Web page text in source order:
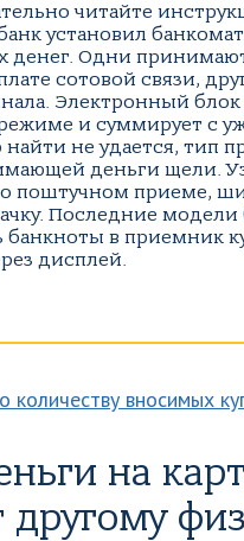
читайте
установил
денег. Одни
сотовой связи,
Электронный блок
и суммирует с
не удается, тип
деньги щели.
о поштучном приеме,
Последние модели
банкноты в приемник
дисплей.
на
другому